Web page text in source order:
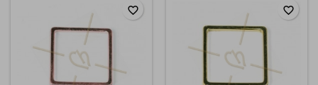
favorite_border favorite_border